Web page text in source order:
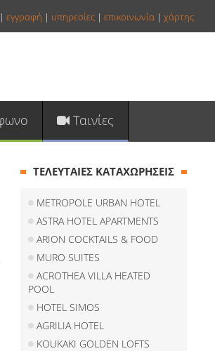
| εγγραφή | υπηρεσίες | επικοινωνία | χάρτης
Ταινίες
ΤΕΛΕΥΤΑΙΕΣ ΚΑΤΑΧΩΡΗΣΕΙΣ
METROPOLE URBAN HOTEL
ASTRA HOTEL APARTMENTS
ARION COCKTAILS & FOOD
MURO SUITES
ACROTHEA VILLA HEATED
POOL
HOTEL SIMOS
AGRILIA HOTEL
KOUKAKI GOLDEN LOFTS